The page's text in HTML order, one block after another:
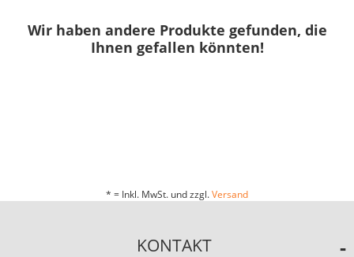
Wir haben andere Produkte gefunden, die
Ihnen gefallen könnten!
* = Inkl. MwSt. und zzgl.Versand
KONTAKT